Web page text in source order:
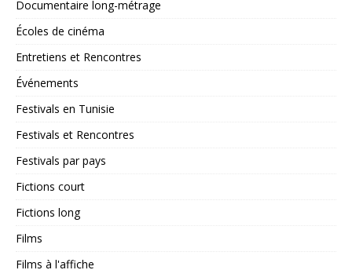
Documentaire long-métrage
Écoles de cinéma
Entretiens et Rencontres
Événements
Festivals en Tunisie
Festivals et Rencontres
Festivals par pays
Fictions court
Fictions long
Films
Films à l'affiche